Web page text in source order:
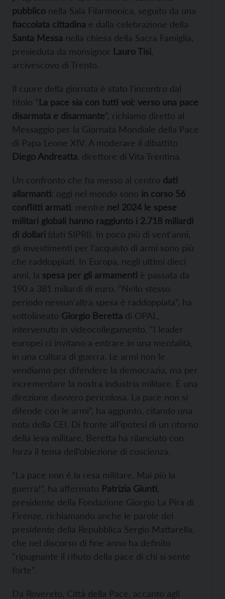
pubblico nella Sala Filarmonica, seguito da una
fiaccolata cittadina e dalla celebrazione della
Santa Messa nella chiesa della Sacra Famiglia,
presieduta da monsignor Lauro Tisi
arcivescovo di Trento.
Il cuore della giornata è stato l’incontro dal
titolo “La pace sia con tutti voi: verso una pace
disarmata e disarmante”, richiamo diretto al
Messaggio per la Giornata Mondiale della Pace
di Papa Leone XIV. A moderare il dibattito
Diego Andreatta , direttore di Vita Trentina.
Un confronto che ha messo al centro dati
allarmanti: oggi nel mondo sono in corso 56
conflitti armati , mentre nel 2024 le spese
militari globali hanno raggiunto i 2.718 miliardi
di dollari (dati SIPRI). In poco più di vent’anni,
gli investimenti per l’acquisto di armi sono più
che raddoppiati. In Europa, negli ultimi dieci
anni, la spesa per gli armamenti è passata da
190 a 381 miliardi di euro. “Nello stesso
periodo nessun’altra spesa è raddoppiata”, ha
sottolineato Giorgio Beretta di OPAL,
intervenuto in videocollegamento. “I leader
europei ci invitano a entrare in una mentalità,
in una cultura di guerra. Le armi non le
vendiamo per difendere la democrazia, ma per
incrementare la nostra industria militare. È una
direzione davvero pericolosa. La pace non si
difende con le armi”, ha aggiunto, citando una
nota della CEI. Di fronte all’ipotesi di un ritorno
della leva militare, Beretta ha rilanciato con
forza il tema dell’obiezione di coscienza.
“La pace non è la resa militare. Mai più la
guerra!”, ha affermato Patrizia Giunti
presidente della Fondazione Giorgio La Pira di
Firenze, richiamando anche le parole del
presidente della Repubblica Sergio Mattarella,
che nel discorso di fine anno ha definito
“ripugnante il rifiuto della pace di chi si sente
forte”.
Da Rovereto, Città della Pace, accanto agli